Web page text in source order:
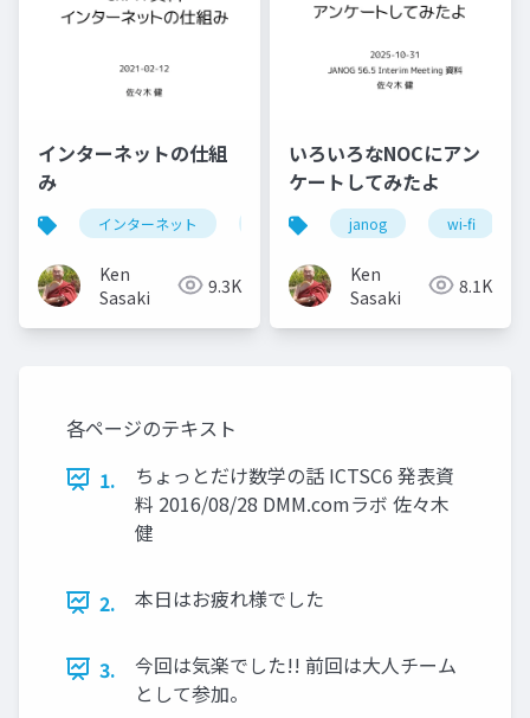
インターネットの仕組
み
インターネット internet enpit
Ken
Sasaki
9.3K
いろいろなNOCにアン
ケートしてみたよ
janog wi-fi
Ken
Sasaki
8.1K
各ページのテキスト
1.
ちょっとだけ数学の話 ICTSC6 発表資
料 2016/08/28 DMM.comラボ 佐々木
健
2. 本日はお疲れ様でした
3.
今回は気楽でした!! 前回は大人チーム
として参加。